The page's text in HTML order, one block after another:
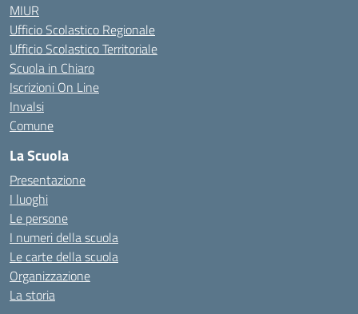
MIUR
Ufficio Scolastico Regionale
Ufficio Scolastico Territoriale
Scuola in Chiaro
Iscrizioni On Line
Invalsi
Comune
La Scuola
Presentazione
I luoghi
Le persone
I numeri della scuola
Le carte della scuola
Organizzazione
La storia